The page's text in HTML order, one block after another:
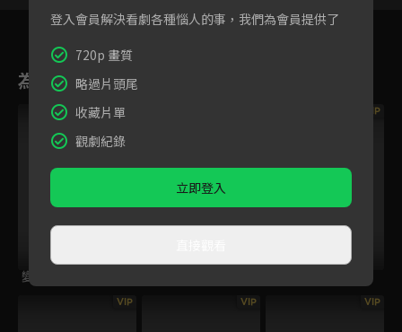
77 78 79 80 81
為您推薦
VIP
變體
VIP
VIP VIP VIP
登入會員解決看劇各種惱人的事，我們為會員提供了
720p 畫質
略過片頭尾
收藏片單
觀劇紀錄
立即登入